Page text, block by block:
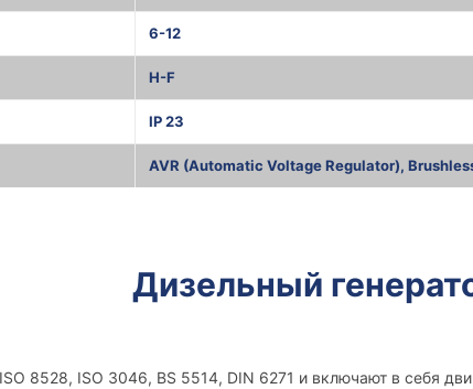
6-12
H-F
IP 23
AVR (Automatic Voltage Regulator),
Дизельный
8528, ISO 3046, BS 5514, DIN 6271 и включают в себя